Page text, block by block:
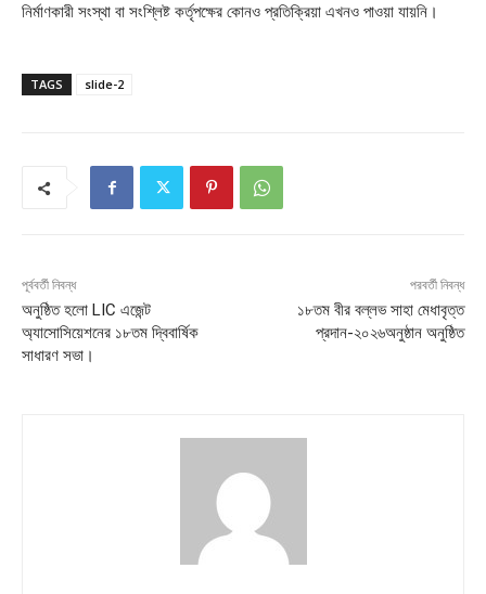
নির্মাণকারী সংস্থা বা সংশ্লিষ্ট কর্তৃপক্ষের কোনও প্রতিক্রিয়া এখনও পাওয়া যায়নি।
TAGS slide-2
পূর্ববর্তী নিবন্ধ
অনুষ্ঠিত হলো LIC এজেন্ট
অ্যাসোসিয়েশনের ১৮তম দ্বিবার্ষিক
সাধারণ সভা।
পরবর্তী নিবন্ধ
১৮তম বীর বল্লভ সাহা মেধাবৃত্ত
প্রদান-২০২৬অনুষ্ঠান অনুষ্ঠিত